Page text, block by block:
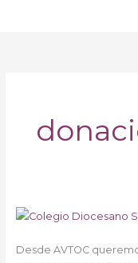
Desde AVTOC
Sueca
Colegio